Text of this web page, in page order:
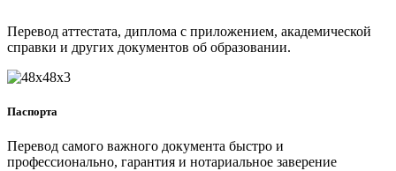
Перевод аттестата, диплома с приложением, академической
справки и других документов об образовании.
Паспорта
Перевод самого важного документа быстро и
профессионально, гарантия и нотариальное заверение